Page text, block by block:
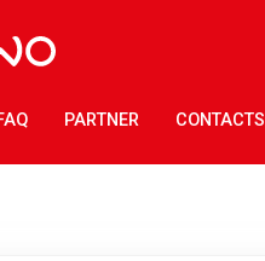
PARTNER CONTACTS